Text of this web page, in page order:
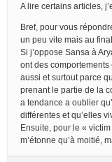
A lire certains articles,
Bref, pour vous
un peu vite mais au
Si j’oppose Sansa à
ont des
aussi et surtout parce
prenant le partie de la
a tendance a oublier
différentes et qu’elles
Ensuite, pour le «
m’étonne qu’à moitié,